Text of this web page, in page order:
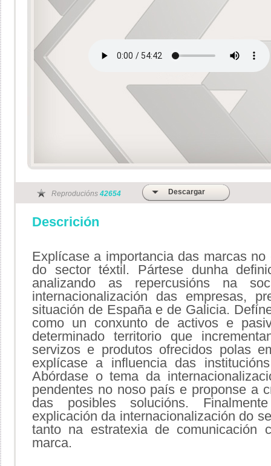
Reproducións 42654 Descargar
Descrición
Explícase a importancia das marcas
do sector téxtil. Pártese dunha
analizando as repercusións na
internacionalización das empresas,
situación de España e de Galicia.
como un conxunto de activos e
determinado territorio que
servizos e produtos ofrecidos polas
explícase a influencia das
Abórdase o tema da
pendentes no noso país e proponse a
das posibles solucións.
explicación da internacionalización do
tanto na estratexia de comunicación
marca.